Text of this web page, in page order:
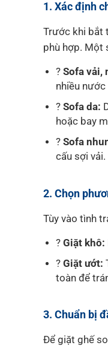
1. Xác định
Trước khi bắt
phù hợp. Một
?Sofa vải,
nhiều
?Sofa da:
hoặc bay
?Sofa
cấu sợi vải.
2. Chọn
Tùy vào tình
?Giặt khô:
?Giặt ướt:
toàn để
3. Chuẩn bị
Để giặt ghế